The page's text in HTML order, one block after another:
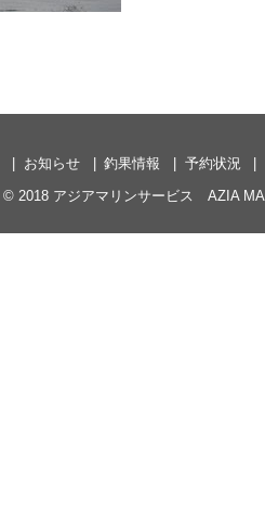
お知らせ 釣果情報
予約状況
© 2018 アジアマリンサービス AZIA